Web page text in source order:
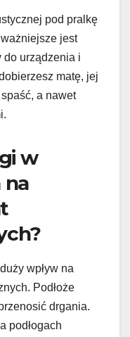
pod pralkę
jest
do urządzenia i
matę, jej
a nawet
w
na
wpływ na
Podłoże
drgania.
podłogach